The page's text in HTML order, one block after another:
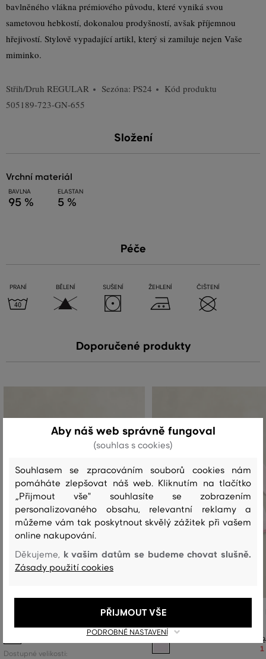
bavlněného vlákna prémiového původu, které vyniká svou
sametovou hebkostí, dokonalou prodyšností, avšak příjemnou
hřejivostí. Stylově vypadající artikl, který si zamiluje nejen Vaše
miminko.
Střih/Druh REGULAR Sezóna: PS24
Kód produktu
505189-723-GN-655
Složení
vrchní materiál
BAVLNA
95 %
ELASTAN
5 %
Péče
PRANÍ BĚLENÍ SUŠENÍ ŽEHLENÍ ČIŠTENÍ
Doporučené produkty
BODY GANT FLORAL SS ROMPER
1 549 Kč
Dostupné velikosti:
DĚTSKÝ SET GANT SEERSUCKER
Aby náš web správně fungoval
(souhlas s cookies)
Souhlasem se zpracováním souborů cookies nám
pomáháte zlepšovat náš web. Kliknutím na tlačítko
„Přijmout vše" souhlasíte se zobrazením
personalizovaného obsahu, relevantní reklamy a
můžeme vám tak poskytnout skvělý zážitek při vašem
online nakupování.
Děkujeme, k vašim datům se budeme chovat slušně.
Zásady použití cookies
PODROBNÉ NASTAVENÍ
PŘIJMOUT VŠE